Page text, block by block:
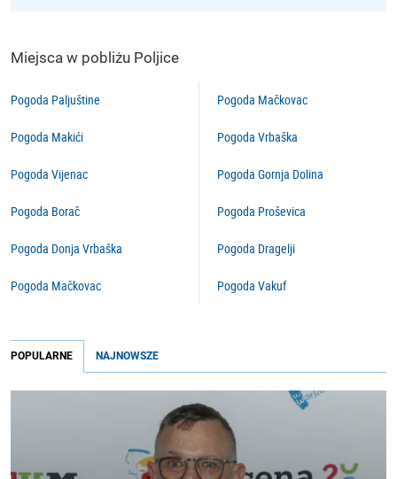
Miejsca w pobliżu Poljice
Pogoda Paljuštine
Pogoda Makići
Pogoda Vijenac
Pogoda Borač
Pogoda Donja Vrbaška
Pogoda Mačkovac
Pogoda Mačkovac
Pogoda Vrbaška
Pogoda Gornja Dolina
Pogoda Proševica
Pogoda Dragelji
Pogoda Vakuf
POPULARNE NAJNOWSZE